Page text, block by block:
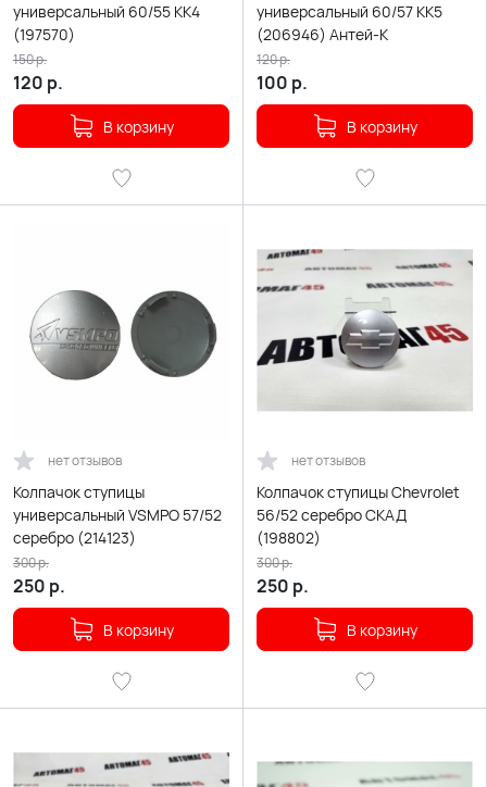
универсальный 60/55 KK4
(197570)
120 р.
150р.
В корзину
универсальный 60/57 KK5
(206946) Антей-К
100 р.
120р.
В корзину
нет отзывов
Колпачок ступицы
универсальный VSMPO 57/52
серебро (214123)
250 р.
300р.
В корзину
нет отзывов
Колпачок ступицы Chevrolet
56/52 серебро СКАД
(198802)
250 р.
300р.
В корзину